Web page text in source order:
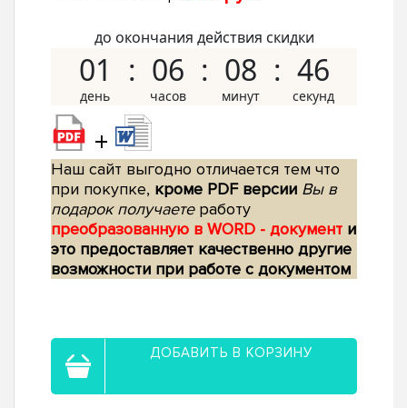
до окончания действия скидки
01 06 08 45
+
Наш сайт выгодно отличается тем что
при покупке, кроме PDF версии Вы в
подарок получаетеработу
преобразованную в WORD - документ и
это предоставляет качественно другие
возможности при работе с документом
ДОБАВИТЬ В КОРЗИНУ